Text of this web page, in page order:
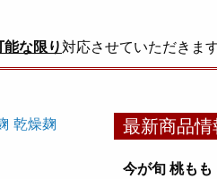
能な限り対応させていただきます
乾燥麹
最新商品情
今が旬 桃も